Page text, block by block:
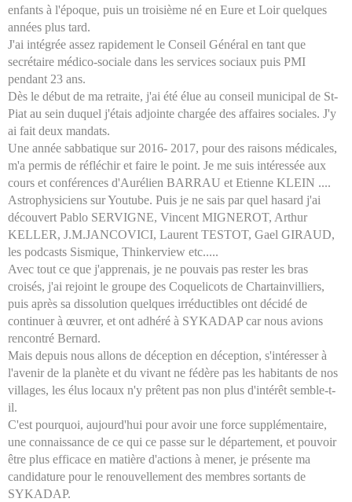
enfants à l'époque, puis un troisième né en Eure et Loir quelques
années plus tard.
J'ai intégrée assez rapidement le Conseil Général en tant que
secrétaire médico-sociale dans les services sociaux puis PMI
pendant 23 ans.
Dès le début de ma retraite, j'ai été élue au conseil municipal de St-
Piat au sein duquel j'étais adjointe chargée des affaires sociales. J'y
ai fait deux mandats.
Une année sabbatique sur 2016- 2017, pour des raisons médicales,
m'a permis de réfléchir et faire le point. Je me suis intéressée aux
cours et conférences d'Aurélien BARRAU et Etienne KLEIN ....
Astrophysiciens sur Youtube. Puis je ne sais par quel hasard j'ai
découvert Pablo SERVIGNE, Vincent MIGNEROT, Arthur
KELLER, J.M.JANCOVICI, Laurent TESTOT, Gael GIRAUD,
les podcasts Sismique, Thinkerview etc.....
Avec tout ce que j'apprenais, je ne pouvais pas rester les bras
croisés, j'ai rejoint le groupe des Coquelicots de Chartainvilliers,
puis après sa dissolution quelques irréductibles ont décidé de
continuer à œuvrer, et ont adhéré à SYKADAP car nous avions
rencontré Bernard.
Mais depuis nous allons de déception en déception, s'intéresser à
l'avenir de la planète et du vivant ne fédère pas les habitants de nos
villages, les élus locaux n'y prêtent pas non plus d'intérêt semble-t-
il.
C'est pourquoi, aujourd'hui pour avoir une force supplémentaire,
une connaissance de ce qui ce passe sur le département, et pouvoir
être plus efficace en matière d'actions à mener, je présente ma
candidature pour le renouvellement des membres sortants de
SYKADAP.